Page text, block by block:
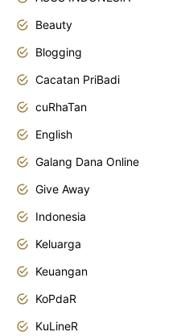
Beauty
Blogging
Cacatan PriBadi
cuRhaTan
English
Galang Dana Online
Give Away
Indonesia
Keluarga
Keuangan
KoPdaR
KuLineR